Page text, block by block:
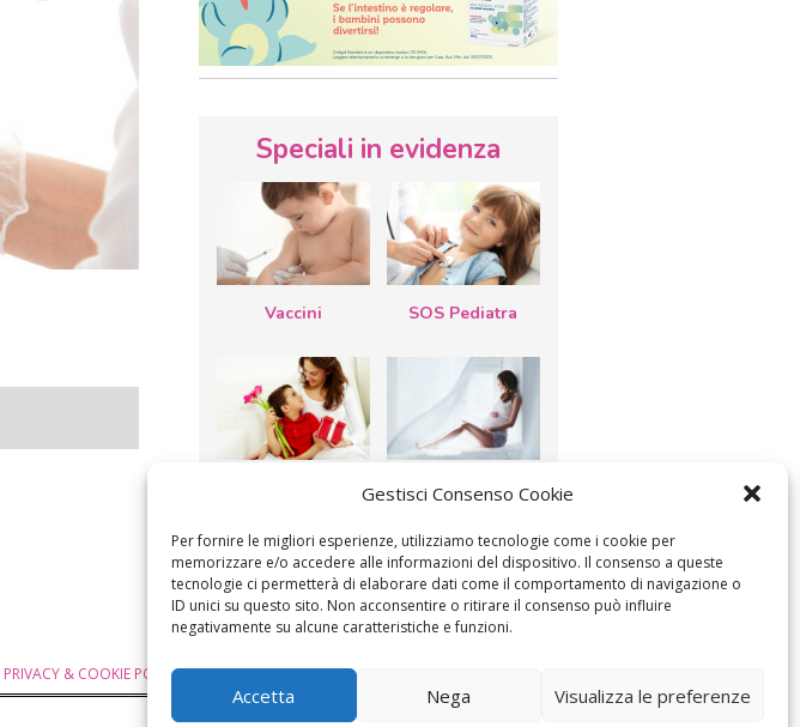
Gestisci Consenso Cookie
Per fornire le migliori esperienze, utilizziamo tecnologie come i cookie per
memorizzare e/o accedere alle informazioni del dispositivo. Il consenso a queste
tecnologie ci permetterà di elaborare dati come il comportamento di navigazione o
ID unici su questo sito. Non acconsentire o ritirare il consenso può influire
negativamente su alcune caratteristiche e funzioni.
Accetta Nega Visualizza le preferenze
Speciali in evidenza
Vaccini SOS Pediatra
mamma: lavoretti,
filastrocche
Le settimane di
gravidanza
PRIVACY & COOKIE POLICY MODIFICA IL CONSENSO